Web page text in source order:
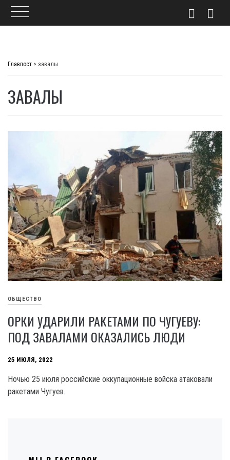
Главпост > завалы
ЗАВАЛЫ
ОБЩЕСТВО
ОРКИ УДАРИЛИ РАКЕТАМИ ПО ЧУГУЕВУ:
ПОД ЗАВАЛАМИ ОКАЗАЛИСЬ ЛЮДИ
25 ИЮЛЯ, 2022
Ночью 25 июля российские оккупационные войска атаковали
ракетами Чугуев.